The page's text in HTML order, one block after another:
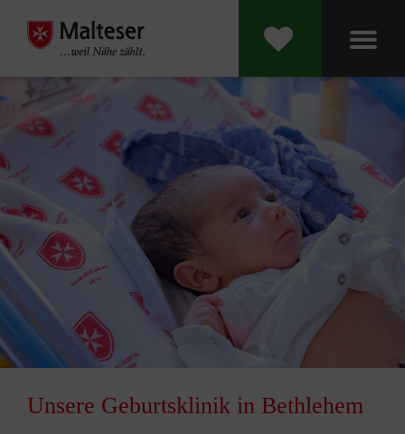
Unsere Geburtsklinik in Bethlehem